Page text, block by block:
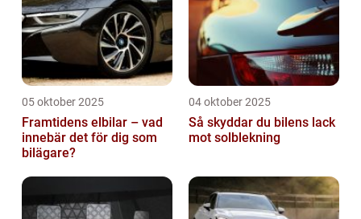
05 oktober 2025
Framtidens elbilar – vad
innebär det för dig som
bilägare?
04 oktober 2025
Så skyddar du bilens lack
mot solblekning